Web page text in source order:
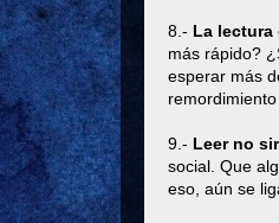
8.- La
más rápido?
esperar más
9.- Leer no
social. Que
eso, aún se